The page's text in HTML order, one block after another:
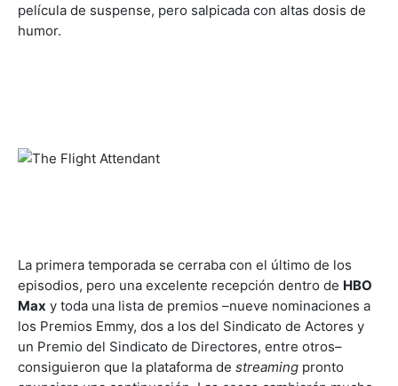
película de suspense, pero salpicada con altas dosis de
humor.
La primera temporada se cerraba con el último de los
episodios, pero una excelente recepción dentro de HBO
Max y toda una lista de premios –nueve nominaciones a
los Premios Emmy, dos a los del Sindicato de Actores y
un Premio del Sindicato de Directores, entre otros–
consiguieron que la plataforma de streaming pronto